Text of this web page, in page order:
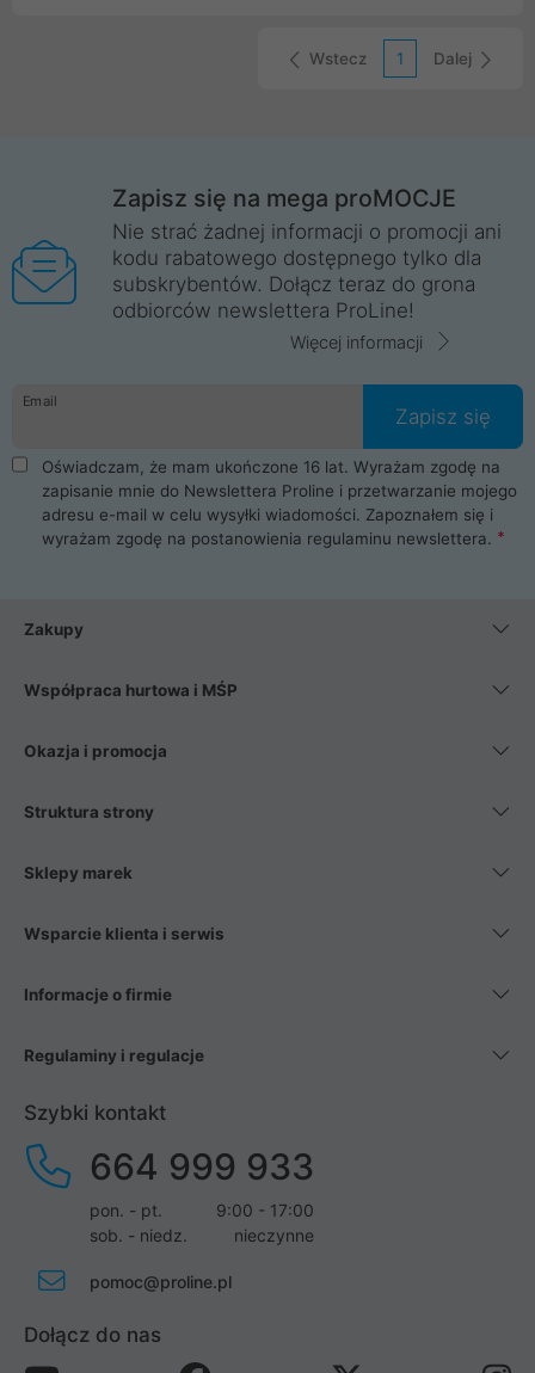
Wstecz 1 Dalej
Zapisz się na mega proMOCJE
Nie strać żadnej informacji o promocji ani
kodu rabatowego dostępnego tylko dla
subskrybentów. Dołącz teraz do grona
odbiorców newslettera ProLine!
Więcej informacji
Email
Zapisz się
Oświadczam, że mam ukończone 16 lat. Wyrażam zgodę na
zapisanie mnie do Newslettera Proline i przetwarzanie mojego
adresu e-mail w celu wysyłki wiadomości. Zapoznałem się i
wyrażam zgodę na postanowienia regulaminu newslettera.
Zakupy
Współpraca hurtowa i MŚP
Okazja i promocja
Struktura strony
Sklepy marek
Wsparcie klienta i serwis
Informacje o firmie
Regulaminy i regulacje
Szybki kontakt
664 999 933
pon. - pt.
9:00 - 17:00
sob. - niedz.
nieczynne
pomoc@proline.pl
Dołącz do nas